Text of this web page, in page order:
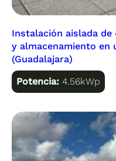
Instalación aislada de
y almacenamiento en
(Guadalajara)
Potencia:4.56kWp